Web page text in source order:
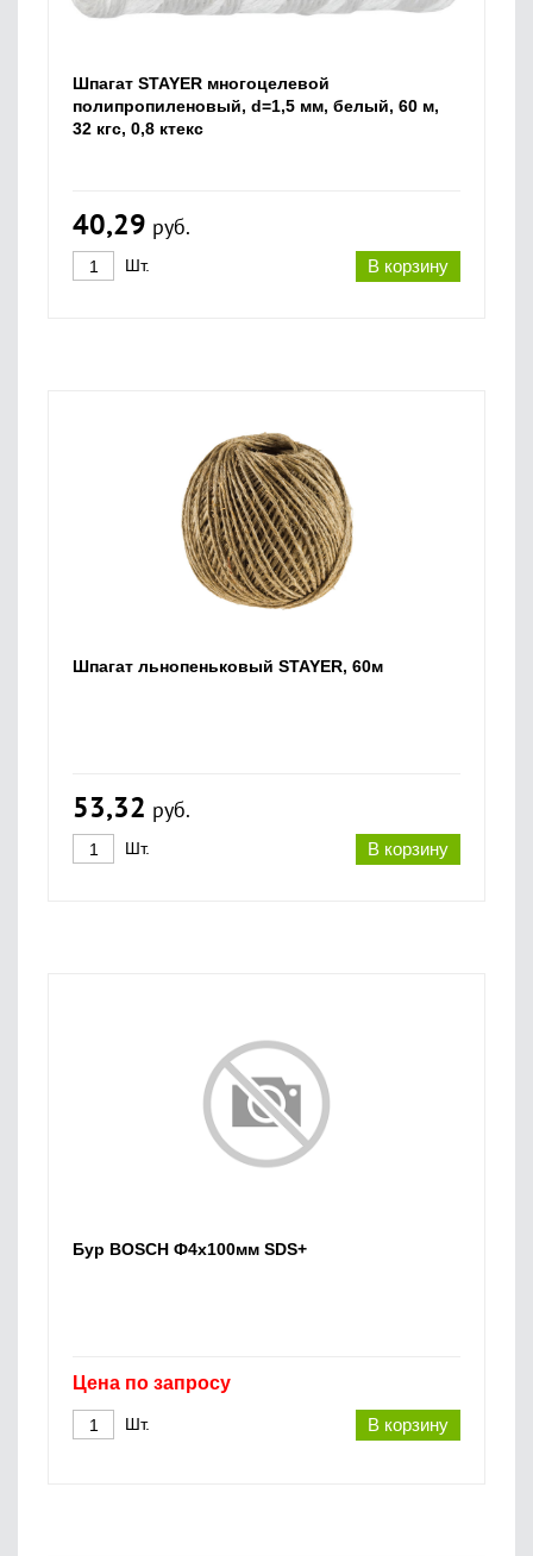
Шпагат STAYER многоцелевой
полипропиленовый, d=1,5 мм, белый, 60 м,
32 кгс, 0,8 ктекс
40,29 руб.
В корзину
Шт.
Шпагат льнопеньковый STAYER, 60м
53,32 руб.
В корзину
Шт.
Бур BOSCH Ф4х100мм SDS+
Цена по запросу
В корзину
Шт.